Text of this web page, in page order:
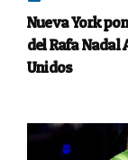
Nueva York
del Rafa Nadal
Unidos